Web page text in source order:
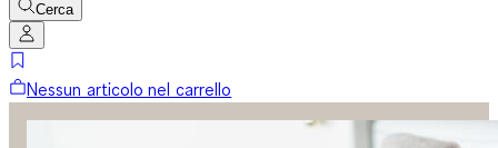
Cerca
Nessun articolo nel carrello